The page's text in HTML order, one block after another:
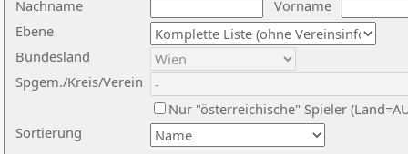
Nachname
Vorname
Ebene
Sortierung
Bundesland
Spgem./Kreis/Verein
Nur "österreichische" Spieler